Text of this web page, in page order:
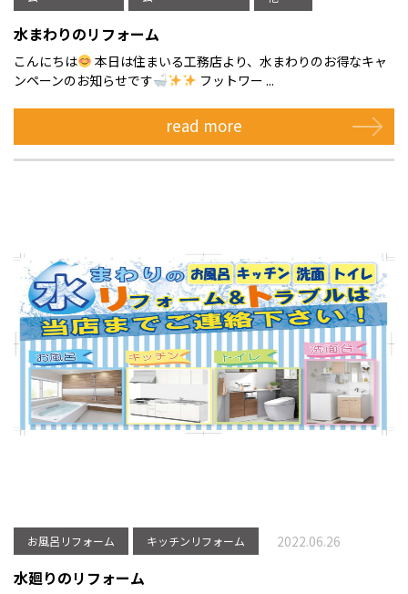
read more
水まわりのリフォーム
こんにちは
本日は住まいる工務店より、水まわりのお得なキャ
ンペーンのお知らせです
フットワー ...
お風呂リフォーム キッチンリフォーム 2022.06.26
水廻りのリフォーム